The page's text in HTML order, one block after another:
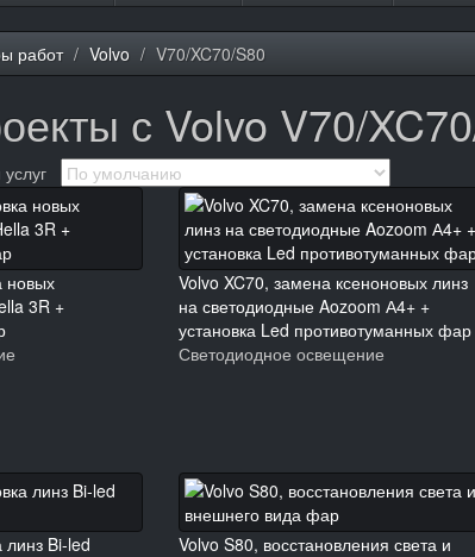
работ Volvo V70/XC70/S80
с Volvo V70/
новых
3R +
Volvo XC70, замена ксеноновых линз
на светодиодные Aozoom А4+ +
установка Led противотуманных фар
Светодиодное освещение
линз Bi-led
Volvo S80, восстановления света и